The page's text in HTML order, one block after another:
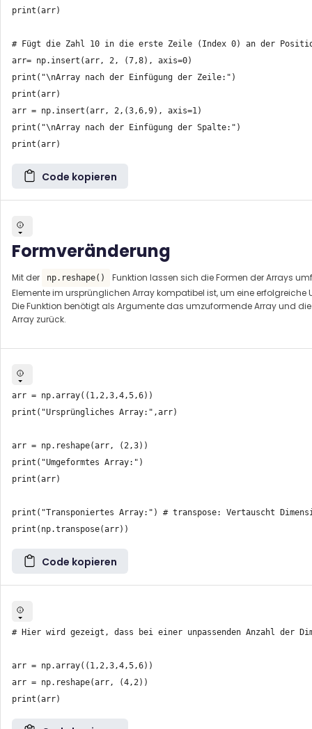
print(arr)
# Fügt die Zahl 10 in die erste Zeile (Index 0) an der
arr= np.insert(arr, 2, (7,8), axis=0)
print("\nArray nach der Einfügung der Zeile:")
print(arr)
arr = np.insert(arr, 2,(3,6,9), axis=1)
print("\nArray nach der Einfügung der Spalte:")
Code kopieren
Formveränderung
Mit der np.reshape()
Funktion lassen sich die Formen der Arrays
Elemente im ursprünglichen Array kompatibel ist, um eine
Die Funktion benötigt als Argumente das umzuformende Array und
Array zurück.
arr = np.array((1,2,3,4,5,6))
print("Ursprüngliches Array:",arr)
arr = np.reshape(arr, (2,3))
print("Umgeformtes Array:")
print(arr)
print("Transponiertes Array:") # transpose: Vertauscht
Code kopieren
# Hier wird gezeigt, dass bei einer unpassenden Anzahl der
arr = np.array((1,2,3,4,5,6))
arr = np.reshape(arr, (4,2))